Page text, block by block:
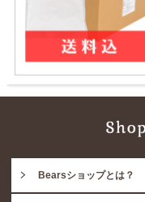
Bearsショップとは？